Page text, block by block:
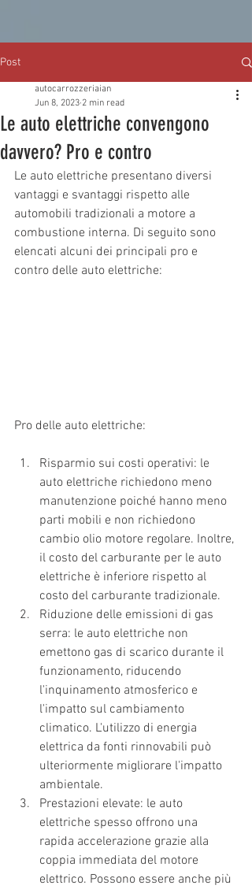
Post
Le auto elettriche convengono
davvero? Pro e contro
autocarrozzeriaian
Jun 8, 2023 2 min read
Le auto elettriche presentano diversi
vantaggi e svantaggi rispetto alle
automobili tradizionali a motore a
combustione interna. Di seguito sono
elencati alcuni dei principali pro e
contro delle auto elettriche:
Pro delle auto elettriche:
Risparmio sui costi operativi: le
auto elettriche richiedono meno
manutenzione poiché hanno meno
parti mobili e non richiedono
cambio olio motore regolare. Inoltre,
il costo del carburante per le auto
elettriche è inferiore rispetto al
costo del carburante tradizionale.
Riduzione delle emissioni di gas
serra: le auto elettriche non
emettono gas di scarico durante il
funzionamento, riducendo
l'inquinamento atmosferico e
l'impatto sul cambiamento
climatico. L'utilizzo di energia
elettrica da fonti rinnovabili può
ulteriormente migliorare l'impatto
ambientale.
Prestazioni elevate: le auto
elettriche spesso offrono una
rapida accelerazione grazie alla
coppia immediata del motore
elettrico. Possono essere anche più